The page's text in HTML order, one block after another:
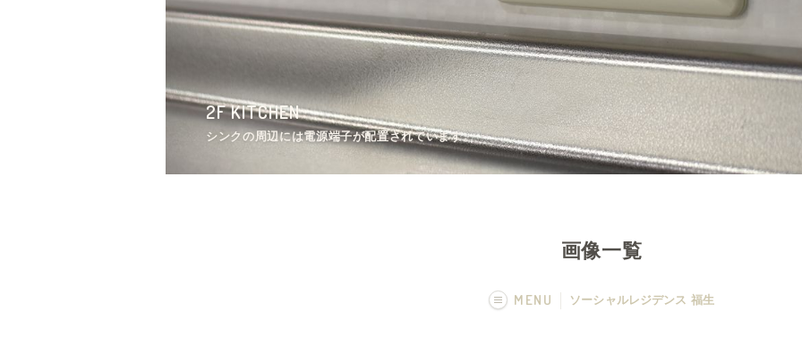
3F BATH
シャワールームの脱衣室の様子。
2F KITCHEN
シンクの周辺には電源端子が配置されています。
2F LIVINGROOM
天井が高いです。
3F WASHSTAND
男性専用洗面室の様子。
1F OUTLOOK
シェアハウスの外観。
1F LIVINGROOM
ラウンジの様子2。
5F ROOM
2Fと5Fの専有部は全室、机と椅子が用意されています。掃出し窓からベランダへ出られます。（523号室）
5F ROOM
収納の様子。（523号室）
3F BATH
シャワールームの脱衣室の様子。
2F KITCHEN
シンクの周辺には電源端子が配置されています。
画像一覧
MENU ソーシャルレジデンス 福生